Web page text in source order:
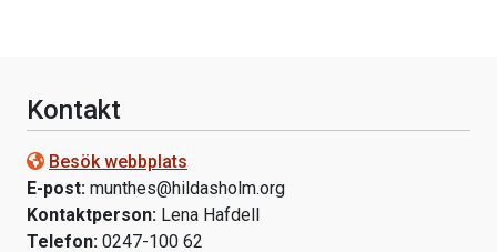
Kontakt
Besök webbplats
E-post: munthes@hildasholm.org
Kontaktperson: Lena Hafdell
Telefon: 0247-100 62